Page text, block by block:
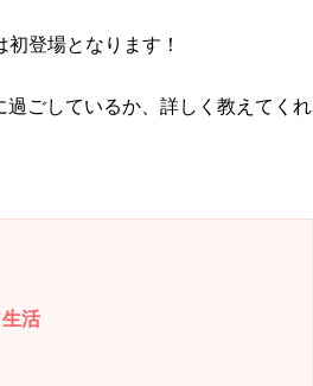
登場となります！
ごしているか、詳しく教えてくれ
活